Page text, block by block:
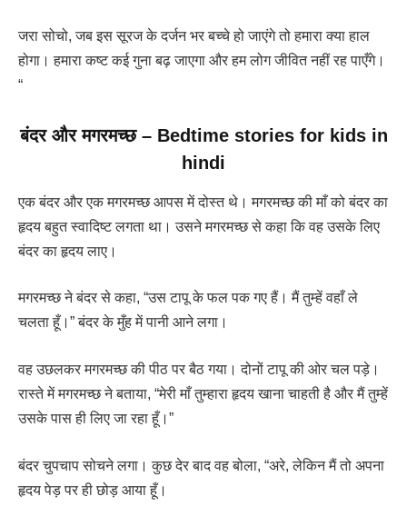
जरा सोचो, जब इस सूरज के दर्जन भर बच्चे हो जाएंगे तो हमारा क्या हाल
होगा। हमारा कष्ट कई गुना बढ़ जाएगा और हम लोग जीवित नहीं रह पाएँगे।
“
बंदर और मगरमच्छ– Bedtime stories for kids in
hindi
एक बंदर और एक मगरमच्छ आपस में दोस्त थे। मगरमच्छ की माँ को बंदर का
हृदय बहुत स्वादिष्ट लगता था। उसने मगरमच्छ से कहा कि वह उसके लिए
बंदर का हृदय लाए।
मगरमच्छ ने बंदर से कहा, “उस टापू के फल पक गए हैं। मैं तुम्हें वहाँ ले
चलता हूँ।” बंदर के मुँह में पानी आने लगा।
वह उछलकर मगरमच्छ की पीठ पर बैठ गया। दोनों टापू की ओर चल पड़े।
रास्ते में मगरमच्छ ने बताया, “मेरी माँ तुम्हारा हृदय खाना चाहती है और मैं तुम्हें
उसके पास ही लिए जा रहा हूँ।”
बंदर चुपचाप सोचने लगा। कुछ देर बाद वह बोला, “अरे, लेकिन मैं तो अपना
हृदय पेड़ पर ही छोड़ आया हूँ।